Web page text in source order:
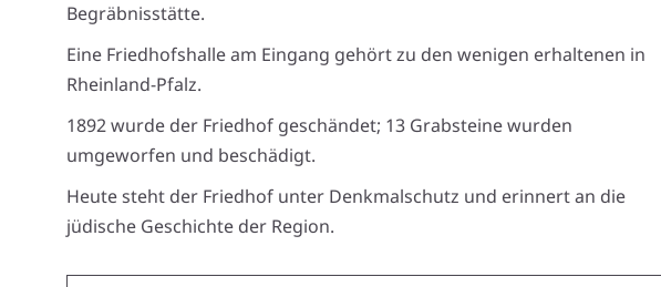
Begräbnisstätte.
Eine Friedhofshalle am Eingang gehört zu den wenigen erhaltenen in
Rheinland-Pfalz.
1892 wurde der Friedhof geschändet; 13 Grabsteine wurden
umgeworfen und beschädigt.
Heute steht der Friedhof unter Denkmalschutz und erinnert an die
jüdische Geschichte der Region.